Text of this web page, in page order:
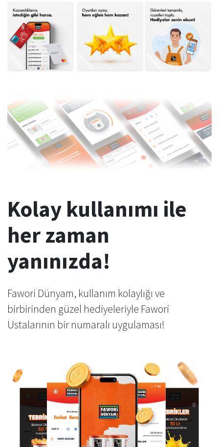
Kolay kullanımı ile
her zaman
yanınızda!
Fawori Dünyam, kullanım kolaylığı ve
birbirinden güzel hediyeleriyle Fawori
Ustalarının bir numaralı uygulaması!